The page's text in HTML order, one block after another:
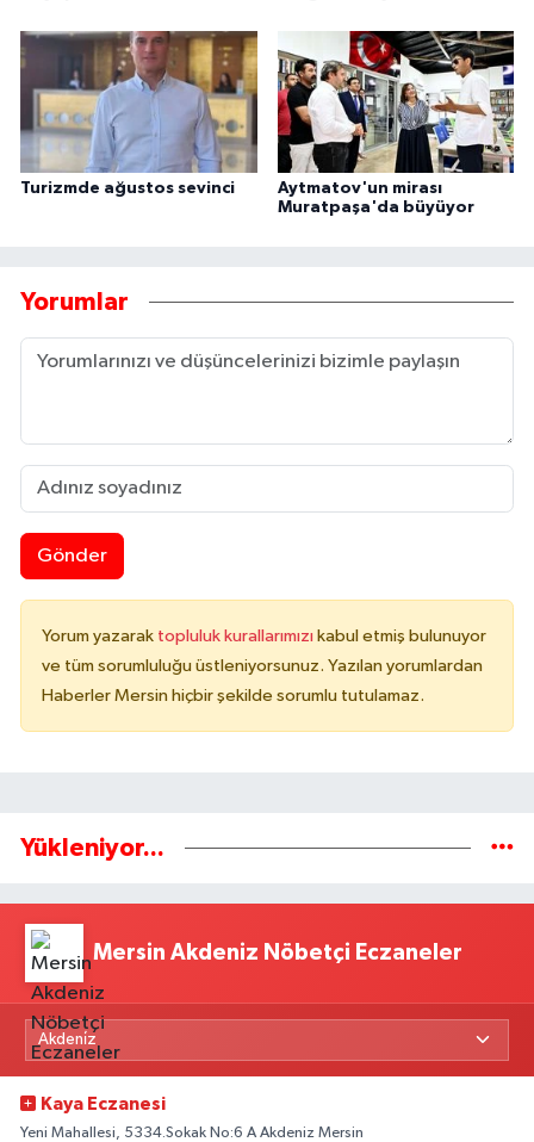
Turizmde ağustos sevinci
Aytmatov'un mirası
Muratpaşa'da büyüyor
Yorumlar
Gönder
Yorum yazarak topluluk kurallarımızı kabul etmiş bulunuyor
ve tüm sorumluluğu üstleniyorsunuz. Yazılan yorumlardan
Haberler Mersin hiçbir şekilde sorumlu tutulamaz.
Yükleniyor...
Mersin Akdeniz Nöbetçi Eczaneler
Kaya Eczanesi
Yeni Mahallesi, 5334.Sokak No:6 A Akdeniz Mersin